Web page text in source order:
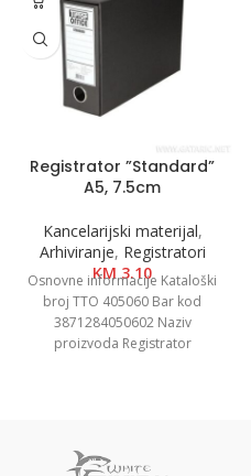
Registrator ”Standard”
A5, 7.5cm
Kancelarijski materijal,
Arhiviranje, Registratori
KM3.10
Osnovne informacije Kataloški
broj TTO 405060 Bar kod
3871284050602 Naziv
proizvoda Registrator